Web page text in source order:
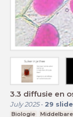
3.3 diffusie en
July 2025- 29
Biologie